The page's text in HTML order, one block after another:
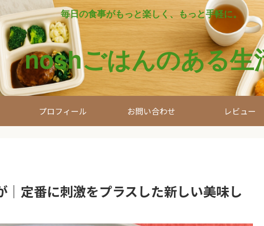
毎日の食事がもっと楽しく、もっと手軽に。
noshごはんのある生
プロフィール お問い合わせ レビュー
｜定番に刺激をプラスした新しい美味し